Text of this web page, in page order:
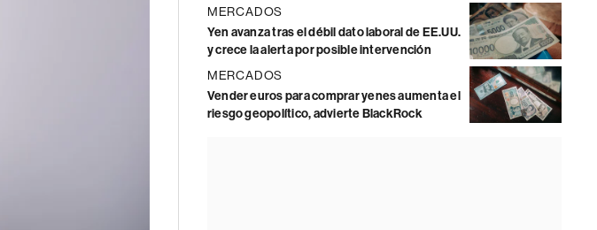
MERCADOS
Yen avanza tras el débil dato laboral de EE.UU.
y crece la alerta por posible intervención
MERCADOS
Vender euros para comprar yenes aumenta el
riesgo geopolítico, advierte BlackRock